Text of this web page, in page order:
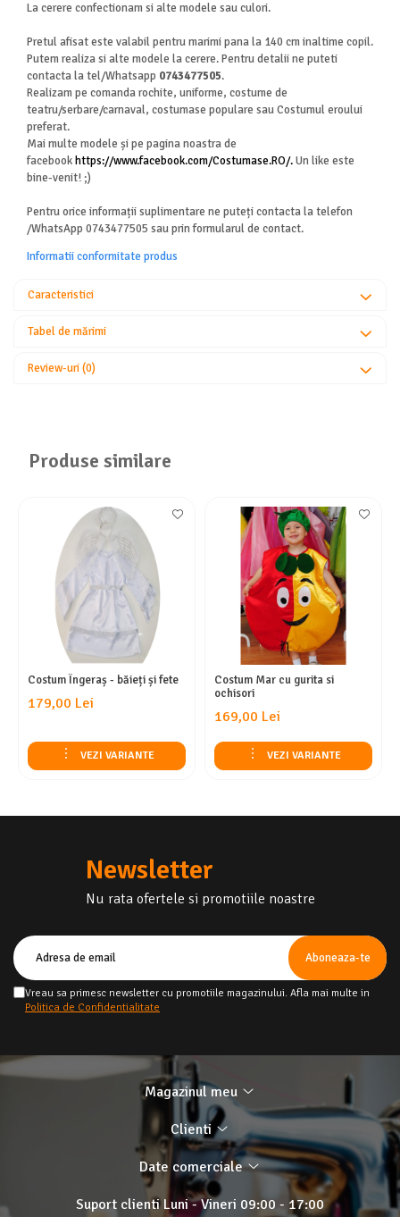
La cerere confectionam si alte modele sau culori.
Pretul afisat este valabil pentru marimi pana la 140 cm inaltime copil.
Putem realiza si alte modele la cerere. Pentru detalii ne puteti
contacta la tel/Whatsapp 0743477505.
Realizam pe comanda rochite, uniforme, costume de
teatru/serbare/carnaval, costumase populare sau Costumul eroului
preferat.
Mai multe modele și pe pagina noastra de
facebookhttps://www.facebook.com/Costumase.RO/.Un like este
bine-venit! ;)
Pentru orice informații suplimentare ne puteți contacta la telefon
/WhatsApp 0743477505 sau prin formularul de contact.
Informatii conformitate produs
Caracteristici
Tabel de mărimi
Review-uri(0)
Produse similare
Costum Îngeraș - băieți și fete
179,00 Lei
VEZI VARIANTE
Costum Mar cu gurita si
ochisori
169,00 Lei
VEZI VARIANTE
Newsletter
Nu rata ofertele si promotiile noastre
Vreau sa primesc newsletter cu promotiile magazinului. Afla mai multe in
Politica de Confidentialitate
Magazinul meu
Clienti
Date comerciale
Suport clienti Luni - Vineri 09:00 - 17:00